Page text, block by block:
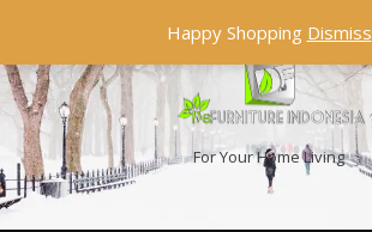
For Your Home Living
Happy Shopping Dismiss